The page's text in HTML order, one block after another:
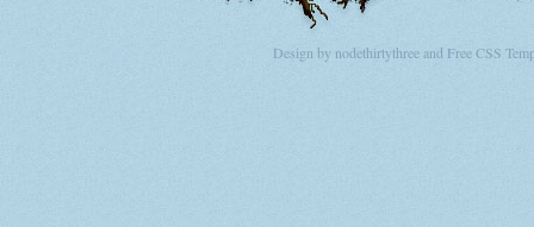
Design by nodethirtythree and Free CSS